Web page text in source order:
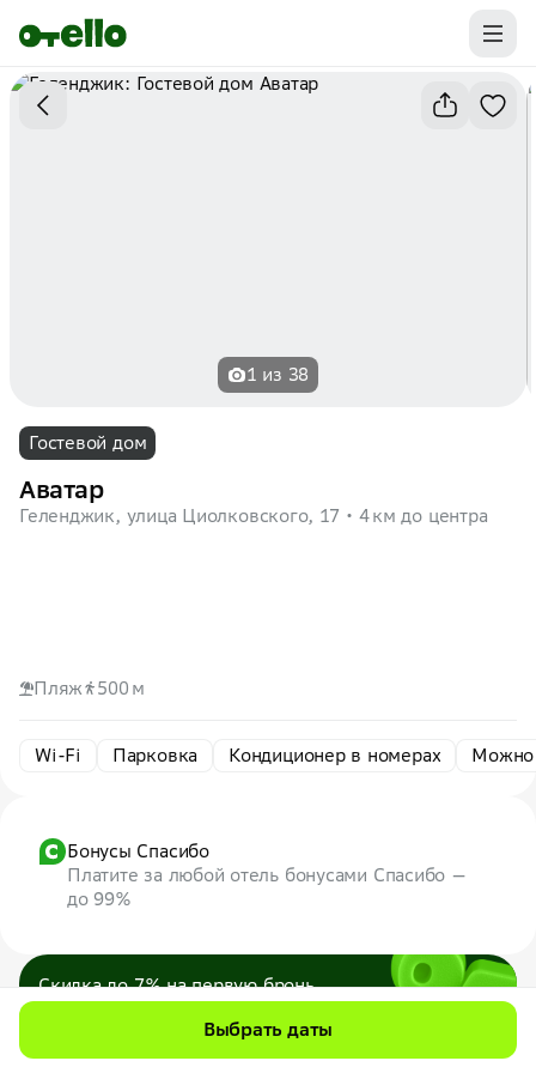
Промокоды на первую бронь уже ваши.
Забирайте выгоду
1 из 38
Гостевой дом
Аватар
Геленджик, улица Циолковского, 17 4 км до центра
Пляж 500 м
Wi-Fi Парковка Кондиционер в номерах Можно
Бонусы Спасибо
Платите за любой отель бонусами Спасибо —
до 99%
Скидка до 7% на первую бронь
по промокоду 7WEB
Все промокоды
Выбрать даты